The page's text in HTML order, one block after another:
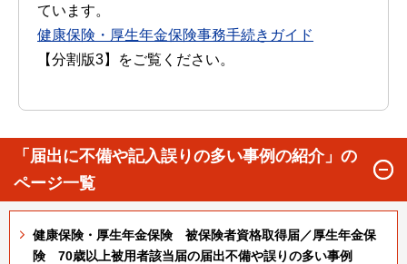
ています。
健康保険・厚生年金保険事務手続きガイド
【分割版3】をご覧ください。
「届出に不備や記入誤りの多い事例の紹介」の
ページ一覧
健康保険・厚生年金保険 被保険者資格取得届／厚生年金保
険 70歳以上被用者該当届の届出不備や誤りの多い事例